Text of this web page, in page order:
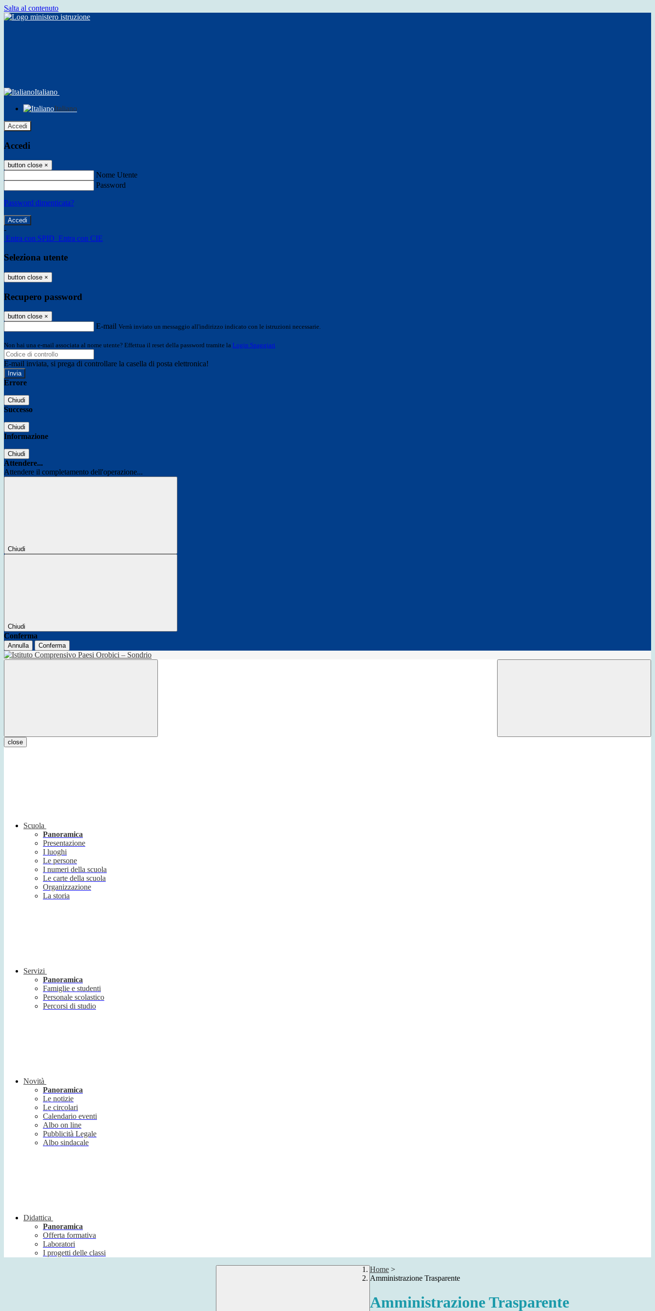
Salta al contenuto
Italiano
Italiano
Accedi
Accedi
button close ×
Nome Utente
Password
Password dimenticata?
-
Entra con SPID Entra con CIE
Seleziona utente
button close ×
Recupero password
button close ×
E-mail Verrà inviato un messaggio all'indirizzo indicato con le istruzioni necessarie.
Non hai una e-mail associata al nome utente? Effettua il reset della password tramite la Login Spaggiari
E-mail inviata, si prega di controllare la casella di posta elettronica!
Errore
Chiudi
Successo
Chiudi
Informazione
Chiudi
Attendere...
Attendere il completamento dell'operazione...
Chiudi
Chiudi
Conferma
Annulla Conferma
close
Scuola
Panoramica
Presentazione
I luoghi
Le persone
I numeri della scuola
Le carte della scuola
Organizzazione
La storia
Servizi
Panoramica
Famiglie e studenti
Personale scolastico
Percorsi di studio
Novità
Panoramica
Le notizie
Le circolari
Calendario eventi
Albo on line
Pubblicità Legale
Albo sindacale
Didattica
Panoramica
Offerta formativa
Laboratori
I progetti delle classi
Home >
Amministrazione Trasparente
Amministrazione Trasparente